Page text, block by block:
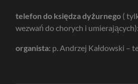
telefon do księdza dyżurnego (
wezwań do chorych i
organista: p. Andrzej Kałdowski –